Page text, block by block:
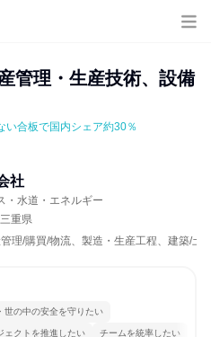
管理・生産技術、設備
い合板で国内シェア約30％
社
・水道・エネルギー
三重県
理/購買/物流、製造・生産工程、建築/土
世の中の安全を守りたい
ェクトを推進したい チームを統率したい